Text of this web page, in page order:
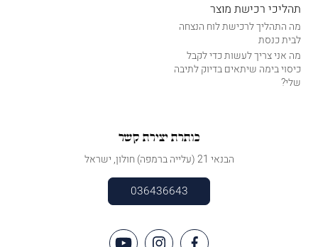
תהליכי רכישת מוצר
מה התהליך לרכישת לוח הנצחה
לבית כנסת
מה אני צריך לעשות כדי לקבל
כיסוי בימה שיתאים בדיוק לתיבה
שלי?
כותרת יצירת קשר
הבנאי 21 (עלייה ברמפה) חולון, ישראל
036436643